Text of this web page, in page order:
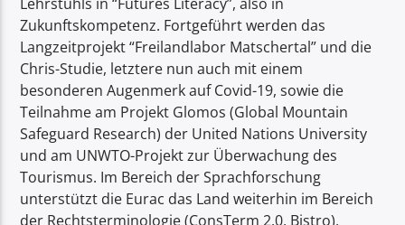
Zukunftskompetenz. Fortgeführt werden das
Langzeitprojekt “Freilandlabor Matschertal” und die
Chris-Studie, letztere nun auch mit einem
besonderen Augenmerk auf Covid-19, sowie die
Teilnahme am Projekt Glomos (Global Mountain
Safeguard Research) der United Nations University
und am UNWTO-Projekt zur Überwachung des
Tourismus. Im Bereich der Sprachforschung
unterstützt die Eurac das Land weiterhin im Bereich
der Rechtsterminologie (ConsTerm 2.0, Bistro),